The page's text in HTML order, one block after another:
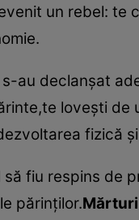
un rebel: te
au declanşat
loveşti de
fizică
să fiu respins de
părinţilor.